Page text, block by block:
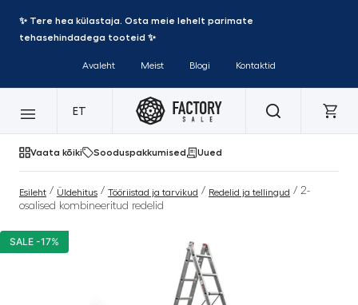
✨ Tere hea külastaja. Osta meie lehelt parimate
tehasehindadega tooteid ✨
Avaleht Meist Blogi Kontaktid
ET
Vaata kõiki Sooduspakkumised Uued
Esileht / Üldehitus / Tööriistad ja tarvikud / Redelid ja tellingud / 2-
osalised kombineeritud redelid
SALE -17%